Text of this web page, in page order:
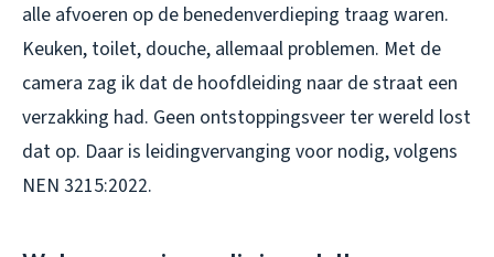
alle afvoeren op de benedenverdieping traag waren.
Keuken, toilet, douche, allemaal problemen. Met de
camera zag ik dat de hoofdleiding naar de straat een
verzakking had. Geen ontstoppingsveer ter wereld lost
dat op. Daar is leidingvervanging voor nodig, volgens
NEN 3215:2022.